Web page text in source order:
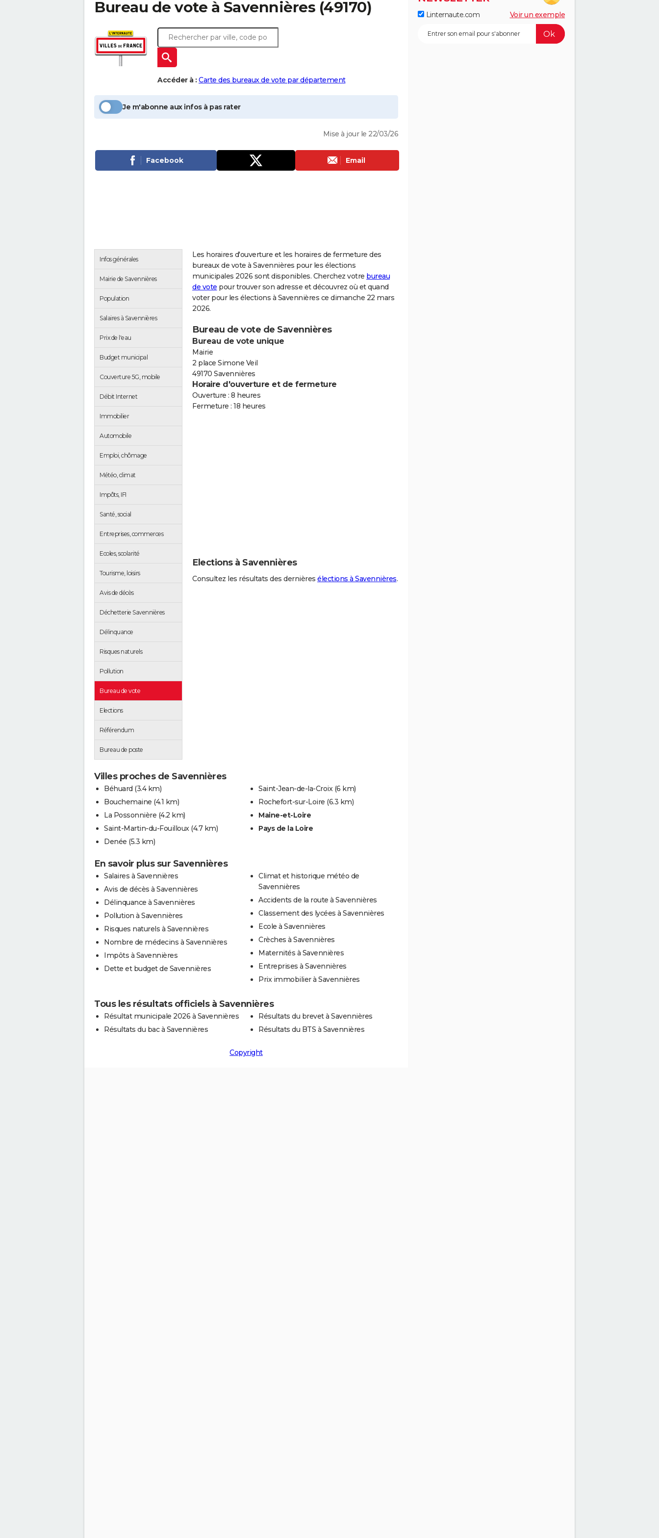
Bureau de vote à Savennières (49170)
Accéder à : Carte des bureaux de vote par département
Je m'abonne aux infos à pas rater
Mise à jour le 22/03/26
Facebook Email
Infos générales
Mairie de Savennières
Population
Salaires à Savennières
Prix de l'eau
Budget municipal
Couverture 5G, mobile
Débit Internet
Immobilier
Automobile
Emploi, chômage
Météo, climat
Impôts, IFI
Santé, social
Entreprises, commerces
Ecoles, scolarité
Tourisme, loisirs
Avis de décès
Déchetterie Savennières
Délinquance
Risques naturels
Pollution
Bureau de vote
Elections
Référendum
Bureau de poste
Les horaires d'ouverture et les horaires de fermeture des
bureaux de vote à Savennières pour les élections
municipales 2026 sont disponibles. Cherchez votre bureau
de vote pour trouver son adresse et découvrez où et quand
voter pour les élections à Savennières ce dimanche 22 mars
2026.
Bureau de vote de Savennières
Bureau de vote unique
Mairie
2 place Simone Veil
49170 Savennières
Horaire d'ouverture et de fermeture
Ouverture : 8 heures
Fermeture : 18 heures
Elections à Savennières
Consultez les résultats des dernières élections à Savennières.
Villes proches de Savennières
Béhuard (3.4 km)
Bouchemaine (4.1 km)
La Possonnière (4.2 km)
Saint-Martin-du-Fouilloux (4.7 km)
Denée (5.3 km)
Saint-Jean-de-la-Croix (6 km)
Rochefort-sur-Loire (6.3 km)
Maine-et-Loire
Pays de la Loire
En savoir plus sur Savennières
Salaires à Savennières
Avis de décès à Savennières
Délinquance à Savennières
Pollution à Savennières
Risques naturels à Savennières
Nombre de médecins à Savennières
Impôts à Savennières
Dette et budget de Savennières
Climat et historique météo de
Savennières
Accidents de la route à Savennières
Classement des lycées à Savennières
Ecole à Savennières
Crèches à Savennières
Maternités à Savennières
Entreprises à Savennières
Prix immobilier à Savennières
Tous les résultats officiels à Savennières
Résultat municipale 2026 à Savennières
Résultats du bac à Savennières
Résultats du brevet à Savennières
Résultats du BTS à Savennières
Copyright
Linternaute.com Voir un exemple